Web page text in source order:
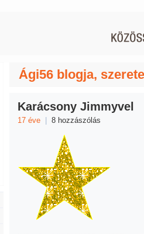
Ági56 blogja,
Karácsony Jimmyvel
17 éve 8 hozzászólás